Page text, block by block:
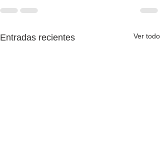
Entradas recientes Ver todo